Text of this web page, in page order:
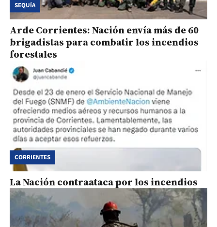
SEQUÍA
Arde Corrientes: Nación envía más de 60
brigadistas para combatir los incendios
forestales
CORRIENTES
La Nación contraataca por los incendios